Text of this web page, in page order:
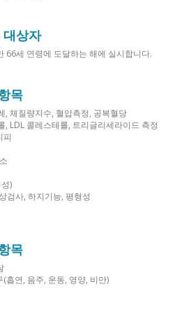
상자
66세 연령에 도달하는 해에 실시합니다.
목
, 체질량지수, 혈압측정, 공복혈당
LDL 콜레스테롤, 트리글리세라이드 측정
피
)
검사, 하지기능, 평형성
목
흡연, 음주, 운동, 영양, 비만)